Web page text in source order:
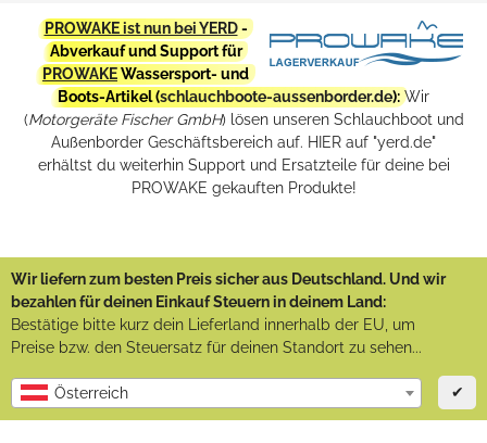
PROWAKE ist nun bei YERD-
Abverkauf und Support für
PROWAKEWassersport- und
Boots-Artikel (schlauchboote-aussenborder.de): Wir
(Motorgeräte Fischer GmbH) lösen unseren Schlauchboot und
Außenborder Geschäftsbereich auf. HIER auf "yerd.de"
erhältst du weiterhin Support und Ersatzteile für deine bei
PROWAKE gekauften Produkte!
Wir liefern zum besten Preis sicher aus Deutschland. Und wir
bezahlen für deinen Einkauf Steuern in deinem Land:
Bestätige bitte kurz dein Lieferland innerhalb der EU, um
Preise bzw. den Steuersatz für deinen Standort zu sehen...
Österreich ✔